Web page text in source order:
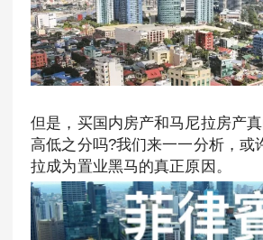
但是，买国内房产和马尼拉房产
高低之分吗?我们来一一分析，或
拉成为置业黑马的真正原因。